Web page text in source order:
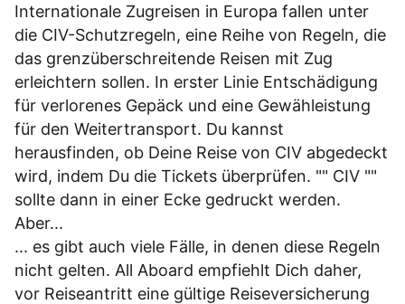
Internationale Zugreisen in Europa fallen unter
die CIV-Schutzregeln, eine Reihe von Regeln, die
das grenzüberschreitende Reisen mit Zug
erleichtern sollen. In erster Linie Entschädigung
für verlorenes Gepäck und eine Gewähleistung
für den Weitertransport. Du kannst
herausfinden, ob Deine Reise von CIV abgedeckt
wird, indem Du die Tickets überprüfen. "" CIV ""
sollte dann in einer Ecke gedruckt werden.
Aber...
... es gibt auch viele Fälle, in denen diese Regeln
nicht gelten. All Aboard empfiehlt Dich daher,
vor Reiseantritt eine gültige Reiseversicherung